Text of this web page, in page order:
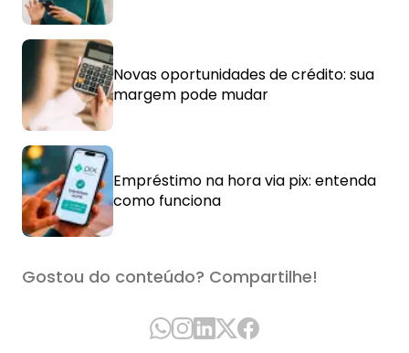
Novas oportunidades de crédito: sua
margem pode mudar
Empréstimo na hora via pix: entenda
como funciona
Gostou do conteúdo? Compartilhe!